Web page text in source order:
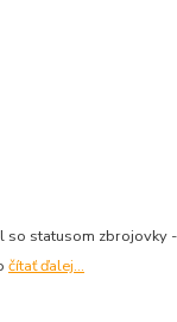
so statusom
čítať ďalej...